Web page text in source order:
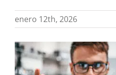
enero 12th, 2026